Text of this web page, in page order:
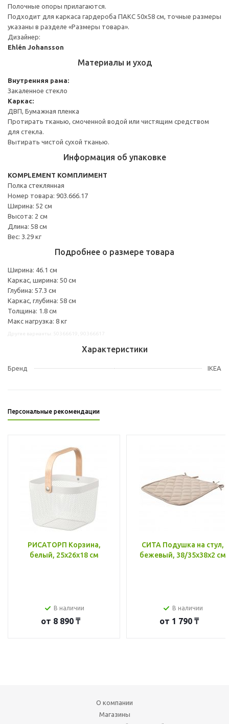
Полочные опоры прилагаются.
Подходит для каркаса гардероба ПАКС 50x58 см, точные размеры
указаны в разделе «Размеры товара».
Дизайнер:
Ehlén Johansson
Материалы и уход
Внутренняя рама:
Закаленное стекло
Каркас:
ДВП, Бумажная пленка
Протирать тканью, смоченной водой или чистящим средством
для стекла.
Вытирать чистой сухой тканью.
Информация об упаковке
KOMPLEMENT КОМПЛИМЕНТ
Полка стеклянная
Номер товара: 903.666.17
Ширина: 52 см
Высота: 2 см
Длина: 58 см
Вес: 3.29 кг
Подробнее о размере товара
Ширина: 46.1 см
Каркас, ширина: 50 см
Глубина: 57.3 см
Каркас, глубина: 58 см
Толщина: 1.8 см
Макс нагрузка: 8 кг
Характеристики
Бренд IKEA
Персональные рекомендации
РИСАТОРП Корзина,
белый, 25x26x18 см
В наличии
от 8 890 ₸
СИТА Подушка на стул,
бежевый, 38/35x38x2 см
В наличии
от 1 790 ₸
О компании
Магазины